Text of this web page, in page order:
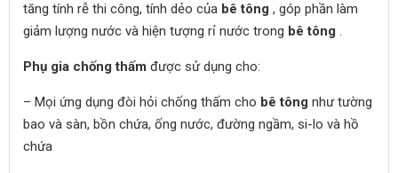
tăng tính rễ thi công, tính dẻo của bê tông , góp phần làm
giảm lượng nước và hiện tượng rỉ nước trong bê tông .
Phụ gia chống thấm được sử dụng cho:
– Mọi ứng dụng đòi hỏi chống thấm cho bê tông như tường
bao và sàn, bồn chứa, ống nước, đường ngầm, si-lo và hồ
chứa